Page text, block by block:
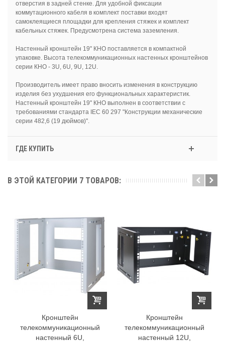
отверстия в задней стенке. Для удобной фиксации
коммутационного кабеля в комплект поставки входят
самоклеящиеся площадки для крепления стяжек и комплект
кабельных стяжек. Предусмотрена система заземления.
Настенный кронштейн 19" КНО поставляется в компактной
упаковке. Высота телекоммуникационных настенных кронштейнов
серии КНО - 3U, 6U, 9U, 12U.
Производитель имеет право вносить изменения в конструкцию
изделия без ухудшения его функциональных характеристик.
Настенный кронштейн 19" КНО выполнен в соответствии с
требованиями стандарта IEC 60 297 "Конструкции механические
серии 482,6 (19 дюймов)".
ГДЕ КУПИТЬ
В ЭТОЙ КАТЕГОРИИ 7 ТОВАРОВ:
Кронштейн
телекоммуникационный
настенный 6U,
Кронштейн
телекоммуникационный
настенный 12U,